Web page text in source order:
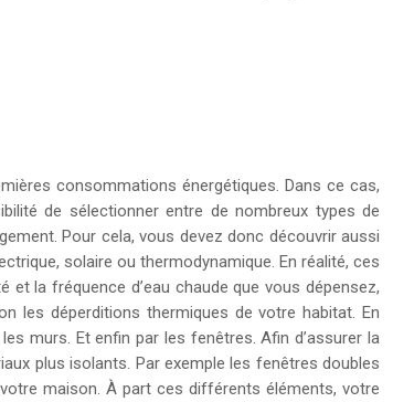
consommations énergétiques. Dans ce cas,
de sélectionner entre de nombreux types de
Pour cela, vous devez donc découvrir aussi
solaire ou thermodynamique. En réalité, ces
la fréquence d’eau chaude que vous dépensez,
les déperditions thermiques de votre habitat. En
murs. Et enfin par les fenêtres. Afin d’assurer la
plus isolants. Par exemple les fenêtres doubles
maison. À part ces différents éléments, votre